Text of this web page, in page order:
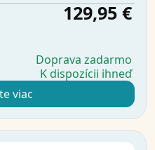
129,95 €
Doprava zadarmo
K dispozícii ihneď
viac